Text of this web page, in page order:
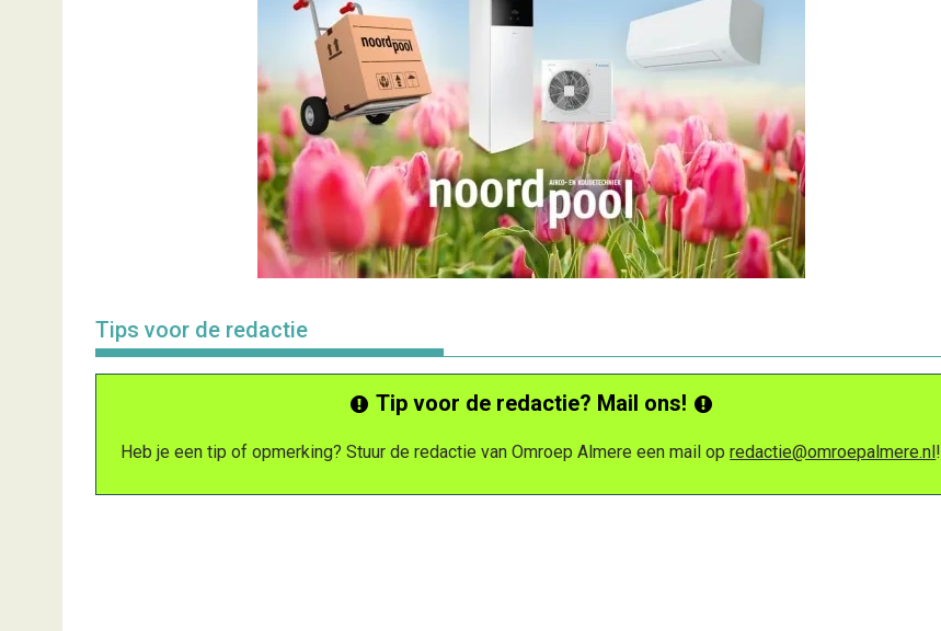
Tips voor de redactie
Tip voor de redactie? Mail ons!
Heb je een tip of opmerking? Stuur de redactie van Omroep Almere een mail opredactie@omroepalmere.nl!